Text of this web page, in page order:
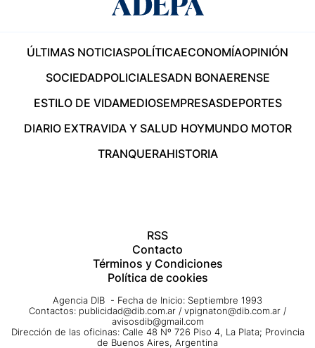
ÚLTIMAS NOTICIASPOLÍTICAECONOMÍAOPINIÓN
SOCIEDADPOLICIALESADN BONAERENSE
ESTILO DE VIDAMEDIOSEMPRESASDEPORTES
DIARIO EXTRAVIDA Y SALUD HOYMUNDO MOTOR
TRANQUERAHISTORIA
RSS
Contacto
Términos y Condiciones
Política de cookies
Agencia DIB - Fecha de Inicio: Septiembre 1993
Contactos: publicidad@dib.com.ar / vpignaton@dib.com.ar /
avisosdib@gmail.com
Dirección de las oficinas: Calle 48 Nº 726 Piso 4, La Plata; Provincia
de Buenos Aires, Argentina